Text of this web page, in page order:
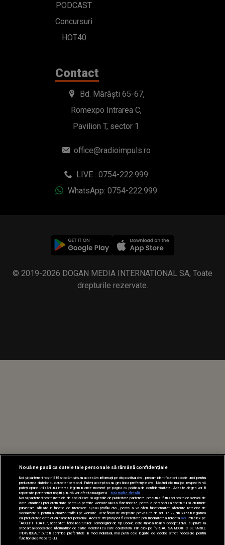
PODCAST
Concursuri
HOT40
Contact
Bd. Mărăști 65-67,
Romexpo Intrarea C,
Pavilion T, sector 1
office@radioimpuls.ro
LIVE : 0754-222.999
WhatsApp: 0754-222.999
© 2019-2026 DOGAN MEDIA INTERNATIONAL SA, Toate
drepturile rezervate.
Nouă ne pasă ca datele tale personale să rămână confidențiale
Noi și partenerii noștri589stocăm și/sau accesăm informații pe dispozitivul dvs., precum identificatorii cookie unici pentru
prelucrarea datelor cu caracter personal. Puteți accepta sau gestiona preferințele dvs. făcând clic mai jos, respectiv vă
puteți opune utilizării unui interes legitim în orice moment pe pagina cu politica de confidențialitate. Aceste alegeri vor fi
raportate partenerilor noștri și nu vă vor afecta navigarea.
Mai multe detalii
Noi si partenerii nostri (retelele de socializare si agentiile de publicitate partenere, precum si furnizorii nostri de servicii de
date analitice) prelucram date pentru a permite website-ului sa functioneze, pentru a personaliza continutul si anunturile
publicitare afisate in functie de interesele si/sau profilul dvs., pentru a va oferi functionalitati aferente retelelor de
socializare si pentru a analiza traficul pe website. Beneficiati de drepturile prevazute de art. 15-22 din GDPR in legatura
cu prelucrarea datelor cu caracter personal. Aceste drepturi pot fi exercitate prin modalitatea indicataaici . Prin click pe
“ACCEPT TOATE”, acceptati folosirea tuturor Tehnologiilor de tip Cookie, care implica inclusiv acceptul dvs. cu privire la
stocarea/accesarea informatiilor de catre Vendor-ii cu care colaboram. Prin click pe “VREAU SA MODIFIC SETARILE
INDIVIDUAL” puteti schimba preferintele in mod individual, mai putin cele legate de cookie strict necesare pentru
functionarea website-ului.